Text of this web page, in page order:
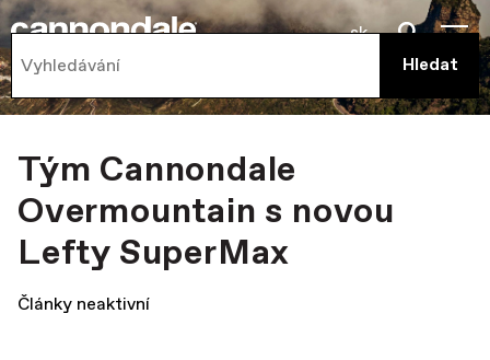
sk
Tým Cannondale
Overmountain s novou
Lefty SuperMax
Články neaktivní